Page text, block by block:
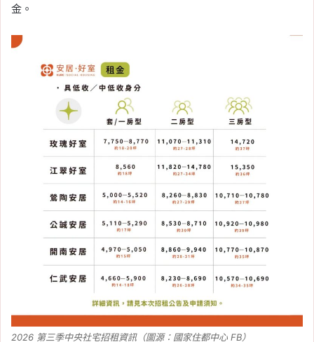
金。
2026 第三季中央社宅招租資訊（圖源：國家住都中心 FB）